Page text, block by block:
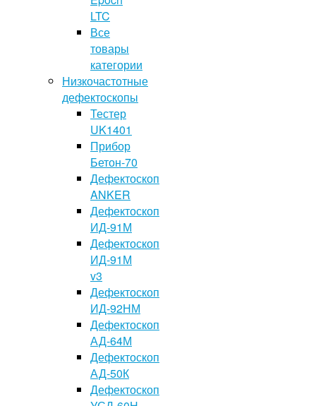
LTC
Все
товары
категории
Низкочастотные
дефектоскопы
Тестер
UK1401
Прибор
Бетон-70
Дефектоскоп
ANKER
Дефектоскоп
ИД-91М
Дефектоскоп
ИД-91М
v3
Дефектоскоп
ИД-92НМ
Дефектоскоп
АД-64М
Дефектоскоп
АД-50К
Дефектоскоп